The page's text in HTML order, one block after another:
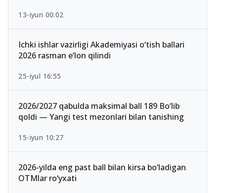
13-iyun 00:02
Ichki ishlar vazirligi Akademiyasi o‘tish ballari
2026 rasman e’lon qilindi
25-iyul 16:55
2026/2027 qabulda maksimal ball 189 Bo‘lib
qoldi — Yangi test mezonlari bilan tanishing
15-iyun 10:27
2026-yilda eng past ball bilan kirsa bo‘ladigan
OTMlar ro‘yxati